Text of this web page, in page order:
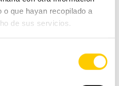
o que hayan recopilado a
de sus servicios.